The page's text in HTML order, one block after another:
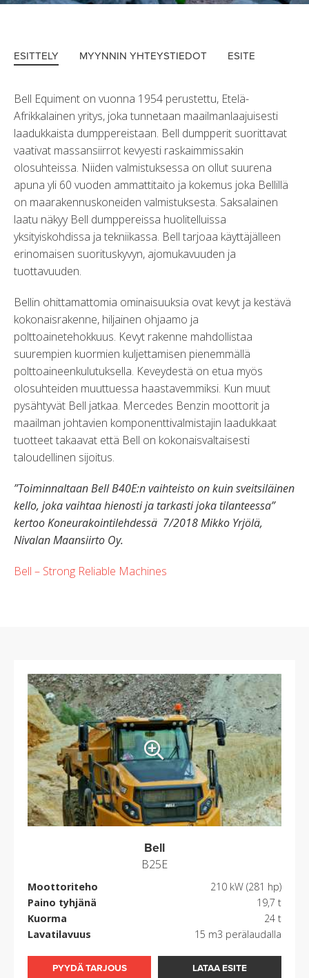
ESITTELY MYYNNIN YHTEYSTIEDOT ESITE
Bell Equiment on vuonna 1954 perustettu, Etelä-
Afrikkalainen yritys, joka tunnetaan maailmanlaajuisesti
laadukkaista dumppereistaan. Bell dumpperit suorittavat
vaativat massansiirrot kevyesti raskaimmissakin
olosuhteissa. Niiden valmistuksessa on ollut suurena
apuna yli 60 vuoden ammattitaito ja kokemus joka Bellillä
on maarakennuskoneiden valmistuksesta. Saksalainen
laatu näkyy Bell dumppereissa huolitelluissa
yksityiskohdissa ja tekniikassa. Bell tarjoaa käyttäjälleen
erinomaisen suorituskyvyn, ajomukavuuden ja
tuottavuuden.
Bellin ohittamattomia ominaisuuksia ovat kevyt ja kestävä
kokonaisrakenne, hiljainen ohjaamo ja
polttoainetehokkuus. Kevyt rakenne mahdollistaa
suurempien kuormien kuljettamisen pienemmällä
polttoaineenkulutuksella. Keveydestä on etua myös
olosuhteiden muuttuessa haastavemmiksi. Kun muut
pysähtyvät Bell jatkaa. Mercedes Benzin moottorit ja
maailman johtavien komponenttivalmistajin laadukkaat
tuotteet takaavat että Bell on kokonaisvaltaisesti
taloudellinen sijoitus.
”Toiminnaltaan Bell B40E:n vaihteisto on kuin sveitsiläinen
kello, joka vaihtaa hienosti ja tarkasti joka tilanteessa”
kertoo Koneurakointilehdessä 7/2018 Mikko Yrjölä,
Nivalan Maansiirto Oy.
Bell – Strong Reliable Machines
Bell
B25E
Moottoriteho
210 kW (281 hp)
Paino tyhjänä
19,7 t
Kuorma
24 t
Lavatilavuus
15 m3 perälaudalla
PYYDÄ TARJOUS LATAA ESITE